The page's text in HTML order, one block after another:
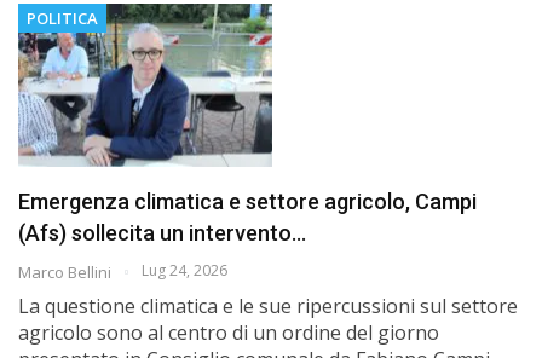
POLITICA
Emergenza climatica e settore agricolo, Campi
(Afs) sollecita un intervento…
Marco Bellini Lug 24, 2026
La questione climatica e le sue ripercussioni sul settore
agricolo sono al centro di un ordine del giorno